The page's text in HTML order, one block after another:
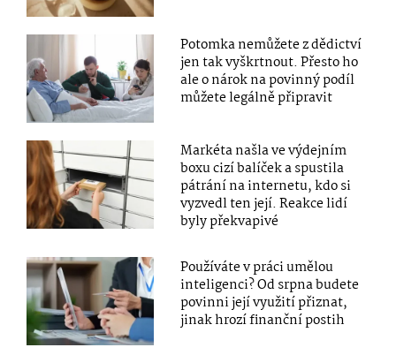
Potomka nemůžete z dědictví
jen tak vyškrtnout. Přesto ho
ale o nárok na povinný podíl
můžete legálně připravit
Markéta našla ve výdejním
boxu cizí balíček a spustila
pátrání na internetu, kdo si
vyzvedl ten její. Reakce lidí
byly překvapivé
Používáte v práci umělou
inteligenci? Od srpna budete
povinni její využití přiznat,
jinak hrozí finanční postih